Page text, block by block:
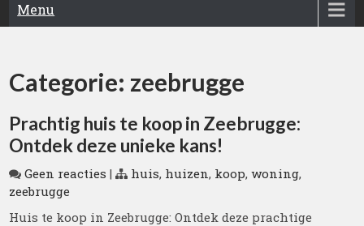
Menu
Categorie: zeebrugge
Prachtig huis te koop in Zeebrugge:
Ontdek deze unieke kans!
Geen reacties | huis, huizen, koop,woning,
zeebrugge
Huis te koop in Zeebrugge: Ontdek deze prachtige